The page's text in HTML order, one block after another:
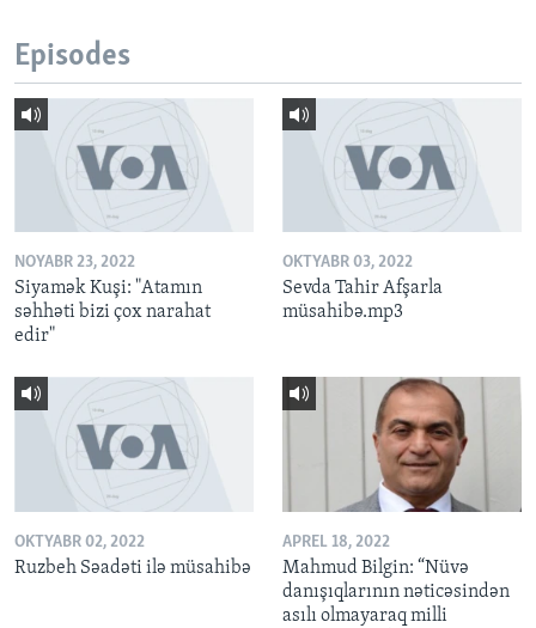
Episodes
NOYABR 23, 2022
Siyamək Kuşi: "Atamın
səhhəti bizi çox narahat
edir"
OKTYABR 03, 2022
Sevda Tahir Afşarla
müsahibə.mp3
OKTYABR 02, 2022
Ruzbeh Səadəti ilə müsahibə
APREL 18, 2022
Mahmud Bilgin: “Nüvə
danışıqlarının nəticəsindən
asılı olmayaraq milli